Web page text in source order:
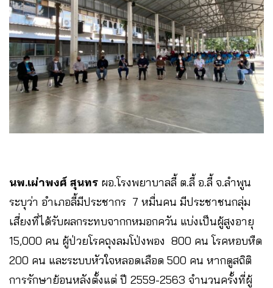
นพ.เผ่าพงศ์ สุนทร ผอ.โรงพยาบาลลี้ ต.ลี้ อ.ลี้ จ.ลำพูน
ระบุว่า อำเภอลี้มีประชากร 7 หมื่นคน มีประชาชนกลุ่ม
เสี่ยงที่ได้รับผลกระทบจากกหมอกควัน แบ่งเป็นผู้สูงอายุ
15,000 คน ผู้ป่วยโรคถุงลมโป่งพอง 800 คน โรคหอบหืด
200 คน และระบบหัวใจหลอดเลือด 500 คน หากดูสถิติ
การรักษาย้อนหลังตั้งแต่ ปี 2559-2563 จำนวนครั้งที่ผู้